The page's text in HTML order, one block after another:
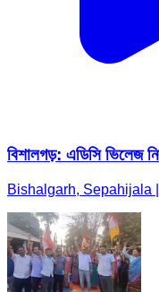
বিশালগড়: এডিসি ভিলেজ
Bishalgarh, Sepahijala